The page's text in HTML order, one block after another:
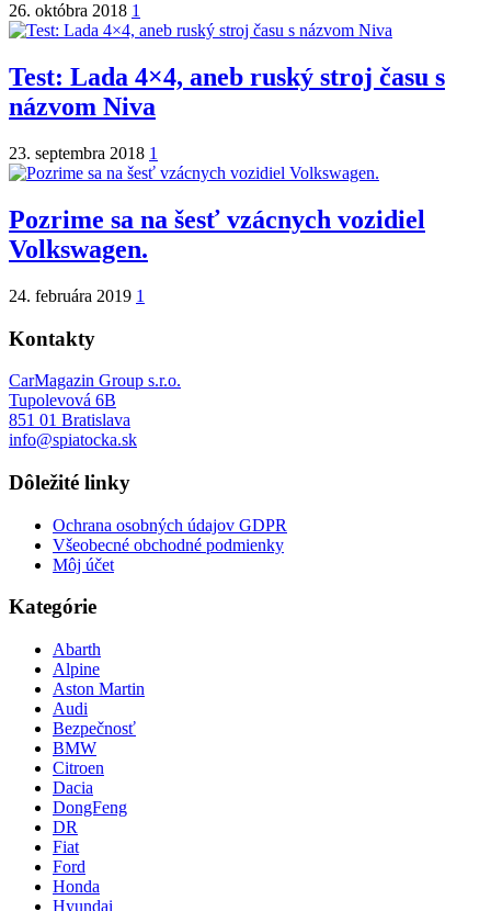
26. októbra 2018 1
Test: Lada 4×4, aneb ruský stroj času s
názvom Niva
23. septembra 2018 1
Pozrime sa na šesť vzácnych vozidiel
Volkswagen.
24. februára 2019 1
Kontakty
CarMagazin Group s.r.o.
Tupolevová 6B
851 01 Bratislava
info@spiatocka.sk
Dôležité linky
Ochrana osobných údajov GDPR
Všeobecné obchodné podmienky
Môj účet
Kategórie
Abarth
Alpine
Aston Martin
Audi
Bezpečnosť
BMW
Citroen
Dacia
DongFeng
DR
Fiat
Ford
Honda
Hyundai